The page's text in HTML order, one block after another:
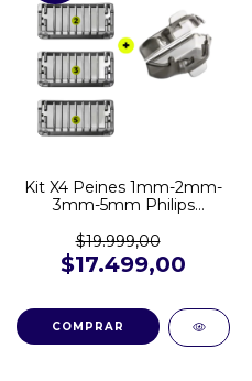
Kit X4 Peines 1mm-2mm-
3mm-5mm Philips
+ Protector de regalo.
$19.999,00
$17.499,00